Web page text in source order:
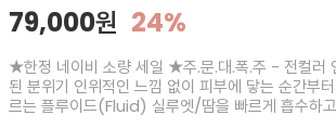
79,000원 24%
★한정 네이비 소량 세일 ★주.문.대.폭.주 - 전컬러
된 분위기 인위적인 느낌 없이 피부에 닿는 순간부
르는 플루이드(Fluid) 실루엣/땀을 빠르게 흡수하